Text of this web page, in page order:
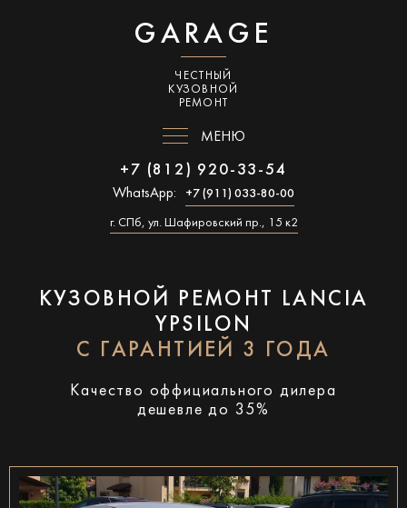
GARAGE
ЧЕСТНЫЙ
КУЗОВНОЙ
РЕМОНТ
МЕНЮ
+7 (812) 920-33-54
WhatsApp: +7 (911) 033-80-00
г. СПб, ул. Шафировский пр., 15 к2
КУЗОВНОЙ РЕМОНТ LANCIA
YPSILON
С ГАРАНТИЕЙ 3 ГОДА
Качество оффициального дилера
дешевле до 35%